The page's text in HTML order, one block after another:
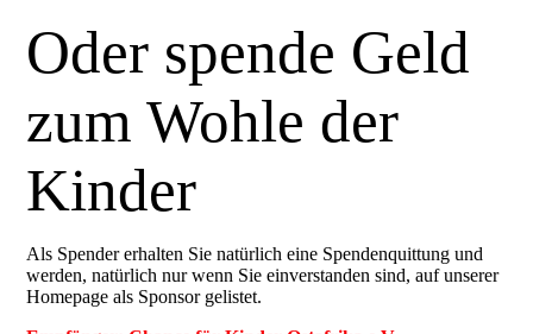
Oder spende Geld
zum Wohle der
Kinder
Als Spender erhalten Sie natürlich eine Spendenquittung und
werden, natürlich nur wenn Sie einverstanden sind, auf unserer
Homepage als Sponsor gelistet.